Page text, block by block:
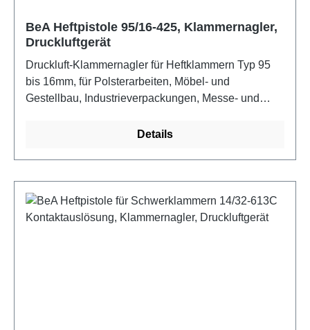
BeA Heftpistole 95/16-425, Klammernagler,
Druckluftgerät
Druckluft-Klammernagler für Heftklammern Typ 95
bis 16mm, für Polsterarbeiten, Möbel- und
Gestellbau, Industrieverpackungen, Messe- und
Eigenschaften: Integrierte Schalldämpfung,
Details